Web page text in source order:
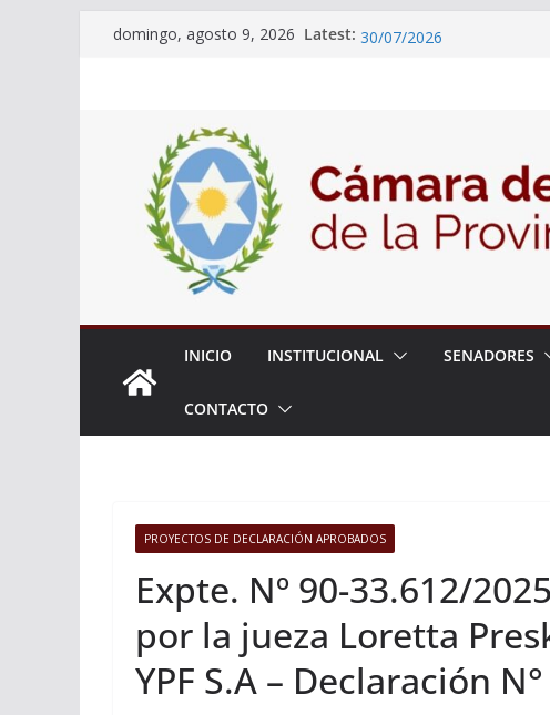
domingo, agosto 9, 2026 Latest: 18° Sesión Ordinaria – 6
Expte. Nº 90-34.516/2026
de Protección y Control
INICIO INSTITUCIONAL SENADORES
CONTACTO
PROYECTOS DE DECLARACIÓN APROBADOS
Expte. Nº 90-33.612/
por la jueza Loretta
YPF S.A – Declaración